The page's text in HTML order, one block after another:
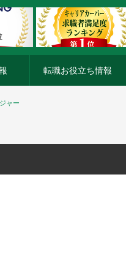
転職お役立ち情報
ャー